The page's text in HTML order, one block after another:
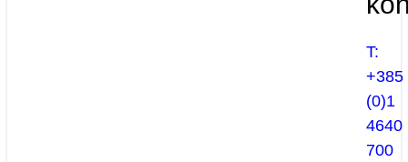
T:
+385
(0)1
4640
700